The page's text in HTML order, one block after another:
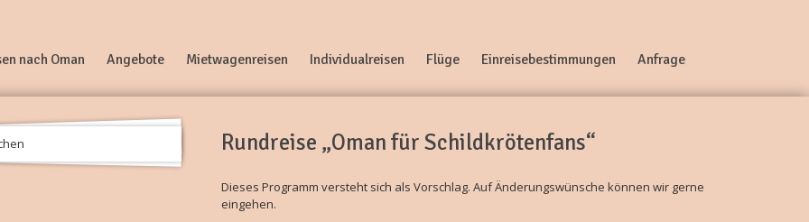
nach Oman Angebote Mietwagenreisen Individualreisen Flüge Einreisebestimmungen Anfrage
Rundreise „Oman für Schildkrötenfans“
Dieses Programm versteht sich als Vorschlag. Auf Änderungswünsche können wir gerne
eingehen.